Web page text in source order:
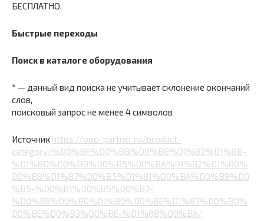
БЕСПЛАТНО.
Быстрые переходы
Поиск в каталоге оборудования
* — данный вид поиска не учитывает склонение окончаний
слов,
поисковый запрос не менее 4 символов
Источник https://ooo-partner.ru/product-
category/%D0%BF%D0%BB%D0%B8%D1%82%D1%8B-
%D1%8D%D0%BB%D0%B5%D0%BA%D1%82%D1%80%
D0%B8%D1%87%D0%B5%D1%81%D0%BA%D0%B8%D0
%B5-%D0%B1%D0%B5%D0%B7-
%D0%B6%D0%B0%D1%80%D0%BE%D1%87%D0%BD%
D0%BE%D0%B3%D0%BE-%D1%88%D0%BA/